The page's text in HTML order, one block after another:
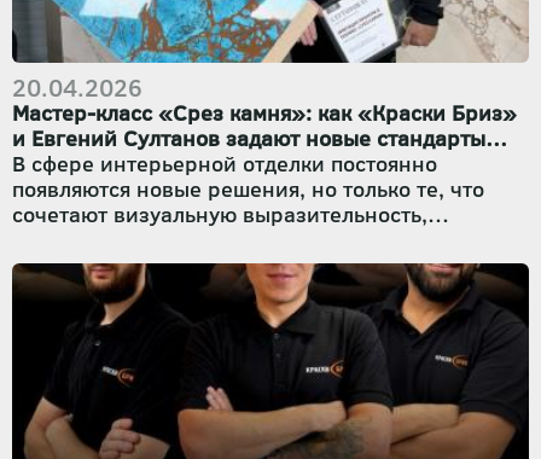
20.04.2026
Мастер-класс «Срез камня»: как «Краски Бриз»
и Евгений Султанов задают новые стандарты
декоративной отделки
В сфере интерьерной отделки постоянно
появляются новые решения, но только те, что
сочетают визуальную выразительность,
становятся настоящими хитами. Недавно наш
партнёр, профессиональный мастер-технолог
Евгений Султанов
, провёл очное групповое
обучение по авторской технике «Срез камня» .
Мероприятие стало площадкой для обмена
опытом, отработки практических навыков и
демонстрации реальных возможностей
материалов«Краски Бриз».